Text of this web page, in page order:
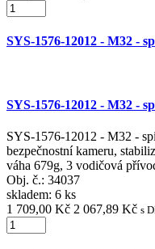
SYS-1576-12012 - M32 -
SYS-1576-12012 - M32 -
SYS-1576-12012 - M32 -
bezpečnostní kameru,
váha 679g, 3 vodičová
Obj. č.: 34037
skladem: 6 ks
1 709,00 Kč 2 067,89 Kč s